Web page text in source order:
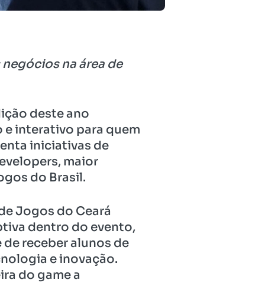
na área de
deste ano
interativo para quem
iniciativas de
maior
do Brasil.
Jogos do Ceará
dentro do evento,
receber alunos de
e inovação.
do game a